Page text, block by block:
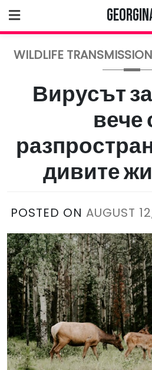
to
content
WILDLIFE
Вирусът зад
вече
дивите
POSTED ON AUGUST